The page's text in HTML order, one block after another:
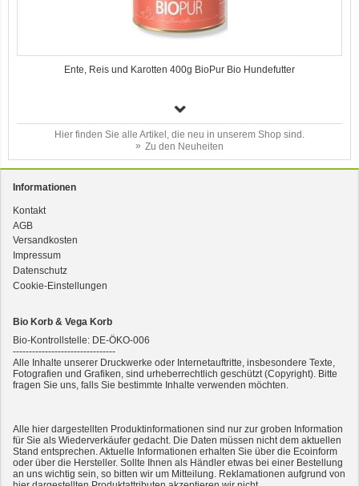
Ente, Reis und Karotten 400g BioPur Bio Hundefutter
3er-SET Bio Sticks Soft (weiche Hundeleckerli) Huhn 150g Dog's Love
Hier finden Sie alle Artikel, die neu in unserem Shop sind.
Zu den Neuheiten
Informationen
Kontakt
AGB
Versandkosten
Impressum
Datenschutz
Cookie-Einstellungen
Bio Korb & Vega Korb
Bio-Kontrollstelle: DE-ÖKO-006
--------------------------------
Alle Inhalte unserer Druckwerke oder Internetauftritte, insbesondere Texte,
Fotografien und Grafiken, sind urheberrechtlich geschützt (Copyright). Bitte
fragen Sie uns, falls Sie bestimmte Inhalte verwenden möchten.
Alle hier dargestellten Produktinformationen sind nur zur groben Information
für Sie als Wiederverkäufer gedacht. Die Daten müssen nicht dem aktuellen
Stand entsprechen. Aktuelle Informationen erhalten Sie über die Ecoinform
oder über die Hersteller. Sollte Ihnen als Händler etwas bei einer Bestellung
an uns wichtig sein, so bitten wir um Mitteilung. Reklamationen aufgrund von